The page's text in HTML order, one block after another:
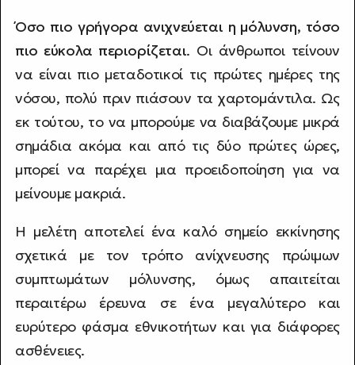
Όσο πιο γρήγορα ανιχνεύεται η μόλυνση, τόσο
πιο εύκολα περιορίζεται. Οι άνθρωποι τείνουν
να είναι πιο μεταδοτικοί τις πρώτες ημέρες της
νόσου, πολύ πριν πιάσουν τα χαρτομάντιλα. Ως
εκ τούτου, το να μπορούμε να διαβάζουμε μικρά
σημάδια ακόμα και από τις δύο πρώτες ώρες,
μπορεί να παρέχει μια προειδοποίηση για να
μείνουμε μακριά.
Η μελέτη αποτελεί ένα καλό σημείο εκκίνησης
σχετικά με τον τρόπο ανίχνευσης πρώιμων
συμπτωμάτων μόλυνσης, όμως απαιτείται
περαιτέρω έρευνα σε ένα μεγαλύτερο και
ευρύτερο φάσμα εθνικοτήτων και για διάφορες
ασθένειες.